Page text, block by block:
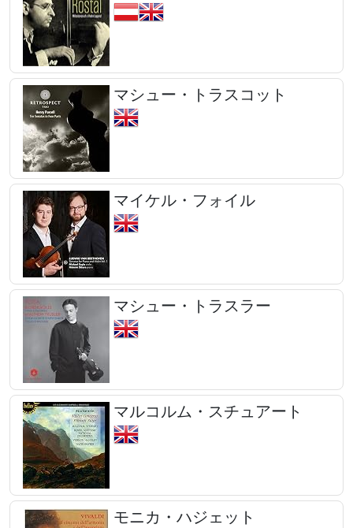
マシュー・トラスコット
マイケル・フォイル
マシュー・トラスラー
マルコルム・スチュアート
モニカ・ハジェット